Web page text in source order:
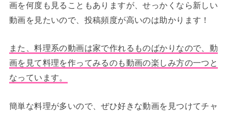
画を何度も見ることもありますが、せっかくなら新しい
動画を見たいので、投稿頻度が高いのは助かります！
また、料理系の動画は家で作れるものばかりなので、動
画を見て料理を作ってみるのも動画の楽しみ方の一つと
なっています。
簡単な料理が多いので、ぜひ好きな動画を見つけてチャ